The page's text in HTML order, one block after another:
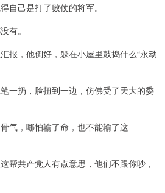
自己是打了败仗的将军。
有。
报，他倒好，躲在小屋里鼓捣什么“永动
一扔，脸扭到一边，仿佛受了天大的委
气，哪怕输了命，也不能输了这
帮共产党人有点意思，他们不跟你吵，